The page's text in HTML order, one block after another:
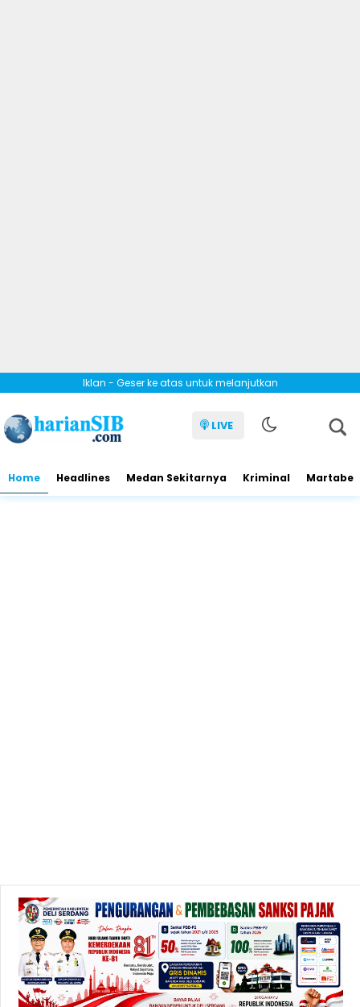
Iklan - Geser ke atas untuk melanjutkan
LIVE
Home Headlines Medan Sekitarnya Kriminal Martabe